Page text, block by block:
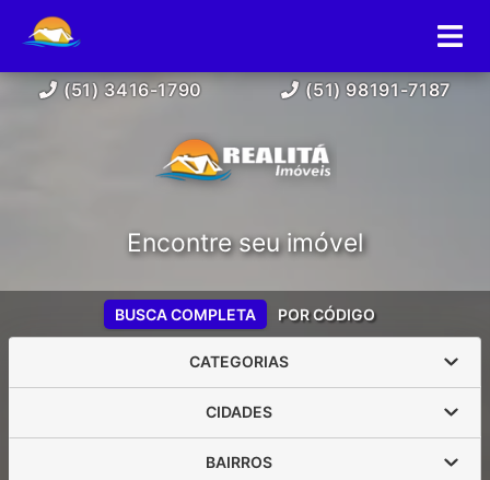
(51) 3416-1790 (51) 98191-7187
Encontre seu imóvel
BUSCA COMPLETA POR CÓDIGO
CATEGORIAS
CIDADES
BAIRROS